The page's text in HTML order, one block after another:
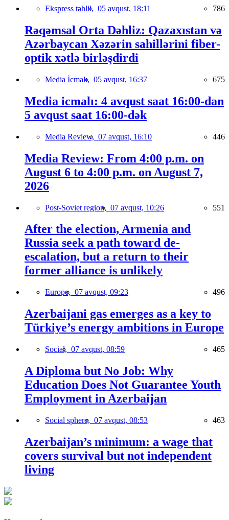
Ekspress təhlil, 05 avqust, 18:11 786
Rəqəmsal Orta Dəhliz: Qazaxıstan və
Azərbaycan Xəzərin sahillərini fiber-
optik xətlə birləşdirdi
Media İcmalı, 05 avqust, 16:37 675
Media icmalı: 4 avqust saat 16:00-dan
5 avqust saat 16:00-dək
Media Review, 07 avqust, 16:10 446
Media Review: From 4:00 p.m. on
August 6 to 4:00 p.m. on August 7,
2026
Post-Soviet region, 07 avqust, 10:26 551
After the election, Armenia and
Russia seek a path toward de-
escalation, but a return to their
former alliance is unlikely
Europe, 07 avqust, 09:23 496
Azerbaijani gas emerges as a key to
Türkiye’s energy ambitions in Europe
Social, 07 avqust, 08:59 465
A Diploma but No Job: Why
Education Does Not Guarantee Youth
Employment in Azerbaijan
Social sphere, 07 avqust, 08:53 463
Azerbaijan’s minimum: a wage that
covers survival but not independent
living